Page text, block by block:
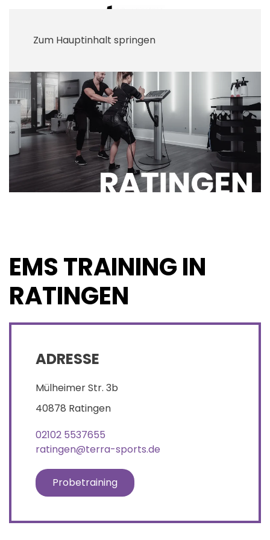
Zum Hauptinhalt springen
EMS TRAINING IN
RATINGEN
ADRESSE
Mülheimer Str. 3b
40878 Ratingen
02102 5537655
ratingen@terra-sports.de
Probetraining